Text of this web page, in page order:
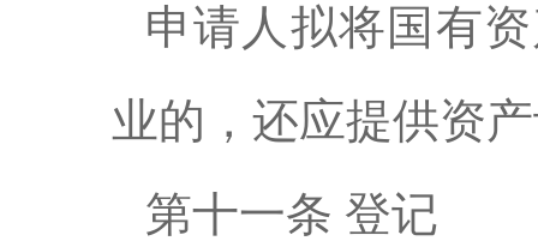
申请人拟将国有
业的，还应提供资
第十一条 登记